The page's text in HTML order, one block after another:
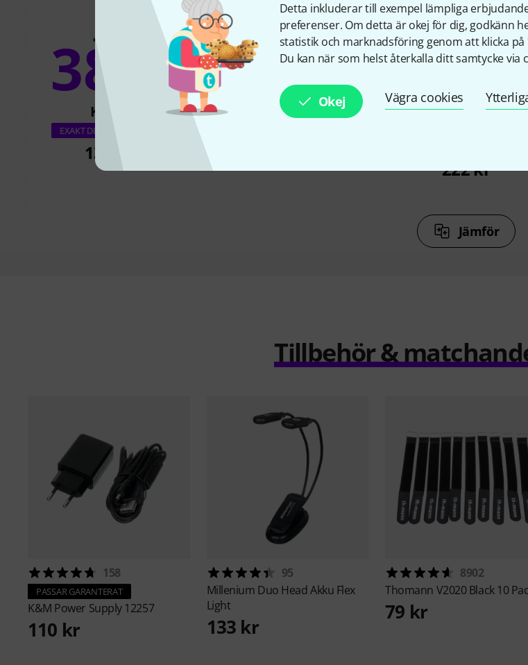
Detta inkluderar till exempel lämpliga
preferenser. Om detta är okej för dig, godkänn
statistik och marknadsföring genom att klicka på
Du kan när som helst återkalla ditt samtycke via
Okej Vägra cookies
38%
KÖPT
EXAKT DENNA PRODUKT
139 kr
12%
KÖPT
9%
KÖPT
222 kr
Jämför
Tillbehör &
158
PASSAR GARANTERAT
K&M Power Supply 12257
110 kr
95
Millenium Duo Head Akku Flex
Light
133 kr
8902
Thomann V2020 Black 10
79 kr